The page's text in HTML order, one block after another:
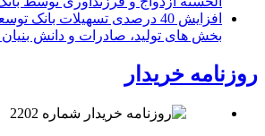
افزایش 40 درصدی تسهیلات
بخش های تولید، صادرات و دانش بنیان
روزنامه خریدار